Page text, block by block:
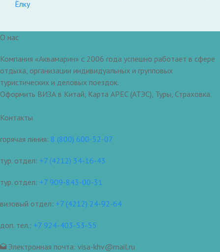
Ёлку
О нас
Компания «Аквамарин» с 2006 года успешно работает в сфере
отдыха, организации индивидуальных и групповых
туристических и деловых поездок.
Оформить ВИЗА в Китай, Карта APEC (АТЭС), Туры, Страховка.
Контакты
горячая линия: 8 (800) 600-52-07
тур. отдел: +7 (4212) 34-16-43
тур. отдел: +7 909-843-00-31
визовый отдел: +7 (4212) 24-92-64
доп. тел.: +7 924-403-53-55
Электронная почта: visa-khv@mail.ru